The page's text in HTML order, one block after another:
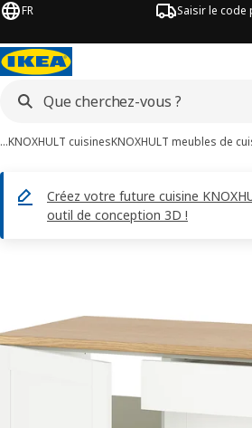
FR Saisir le code
…KNOXHULT cuisinesKNOXHULT meubles de
Créez votre future cuisine
outil de conception 3D !